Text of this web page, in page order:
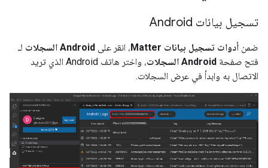
تسجيل بيانات Android
ضمن أدوات تسجيل بيانات Matter ، انقر على Android السجلات لـ
فتح صفحة Android السجلات، واختر هاتف Android الذي تريد
الاتصال به وابدأ في عرض السجلات.